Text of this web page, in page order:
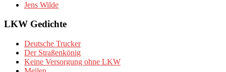
Jens Wilde
LKW Gedichte
Deutsche Trucker
Der Straßenkönig
Keine Versorgung ohne LKW